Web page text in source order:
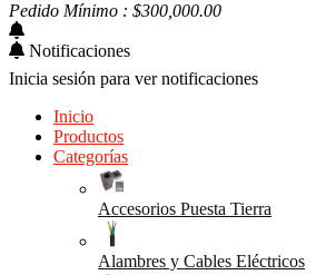
Pedido Mínimo : $300,000.00
Notificaciones
Inicia sesión para ver notificaciones
Inicio
Productos
Categorías
Accesorios Puesta Tierra
Alambres y Cables Eléctricos